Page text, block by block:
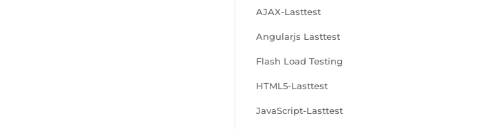
AJAX-Lasttest
Angularjs Lasttest
Flash Load Testing
HTML5-Lasttest
JavaScript-Lasttest